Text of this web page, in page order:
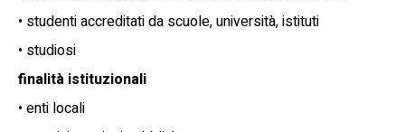
• studenti accreditati da scuole, università, istituti
• studiosi
finalità istituzionali
• enti locali